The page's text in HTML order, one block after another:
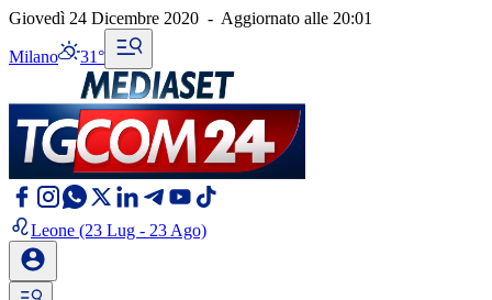
Giovedì 24 Dicembre 2020 - Aggiornato alle 20:01
Milano 31°
Leone (23 Lug - 23 Ago)